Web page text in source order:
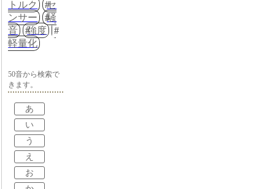
トルク
セ
ンサー
騒
音
強度
軽量化
50音から検索で
きます。
あ
い
う
え
お